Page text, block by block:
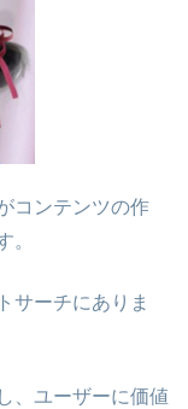
コンテンツの作
。
サーチにありま
、ユーザーに価値